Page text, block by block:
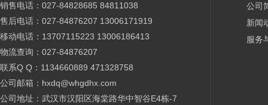
销售电话：027-84828685 84811038
售后电话：027-84876207 13006171919
移动电话：13707115223 13006186413
物流查询：027-84876207
联系Q Q：1134660889 471328758
公司邮箱：hxdq@whgdhx.com
公司地址：武汉市汉阳区海棠路华中智谷E4栋-7
公司
新闻
服务